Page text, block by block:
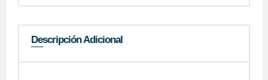
Descripción Adicional